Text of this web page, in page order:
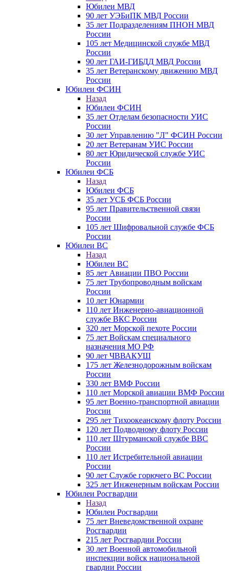
Юбилеи МВД
90 лет УЭБиПК МВД России
35 лет Подразделениям ПНОН МВД
России
105 лет Медицинской службе МВД
России
90 лет ГАИ-ГИБДД МВД России
35 лет Ветеранскому движению МВД
России
Юбилеи ФСИН
Назад
Юбилеи ФСИН
35 лет Отделам безопасности УИС
России
30 лет Управлению "Л" ФСИН России
20 лет Ветеранам УИС России
80 лет Юридической службе УИС
России
Юбилеи ФСБ
Назад
Юбилеи ФСБ
35 лет УСБ ФСБ России
95 лет Правительственной связи
России
105 лет Шифровальной службе ФСБ
России
Юбилеи ВС
Назад
Юбилеи ВС
85 лет Авиации ПВО России
75 лет Трубопроводным войскам
России
10 лет Юнармии
110 лет Инженерно-авиационной
службе ВКС России
320 лет Морской пехоте России
75 лет Войскам специального
назначения МО РФ
90 лет ЧВВАКУШ
175 лет Железнодорожным войскам
России
330 лет ВМФ России
110 лет Морской авиации ВМФ России
95 лет Военно-транспортной авиации
России
295 лет Тихоокеанскому флоту России
120 лет Подводному флоту России
110 лет Штурманской службе ВВС
России
110 лет Истребительной авиации
России
90 лет Службе горючего ВС России
325 лет Инженерным войскам России
Юбилеи Росгвардии
Назад
Юбилеи Росгвардии
75 лет Вневедомственной охране
Росгвардии
215 лет Росгвардии России
30 лет Военной автомобильной
инспекции войск национальной
гвардии России